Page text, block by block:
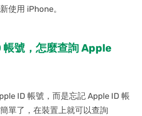
使用 iPhone。
號，怎麼查詢 Apple
ID 帳號，而是忘記 Apple ID 帳
單了，在裝置上就可以查詢